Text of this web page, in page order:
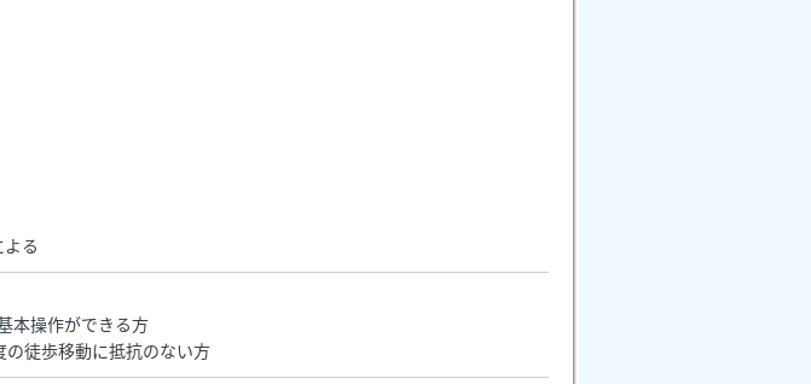
る
本操作ができる方
の徒歩移動に抵抗のない方